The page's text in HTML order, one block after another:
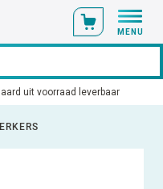
MENU
uit voorraad leverbaar